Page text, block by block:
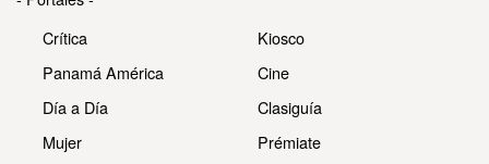
Crítica
Panamá América
Día a Día
Mujer
Kiosco
Cine
Clasiguía
Prémiate